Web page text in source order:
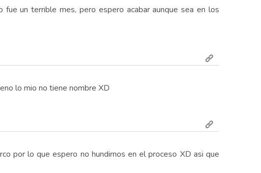
un terrible mes, pero espero acabar aunque sea en los
lo mio no tiene nombre XD
por lo que espero no hundirnos en el proceso XD asi que